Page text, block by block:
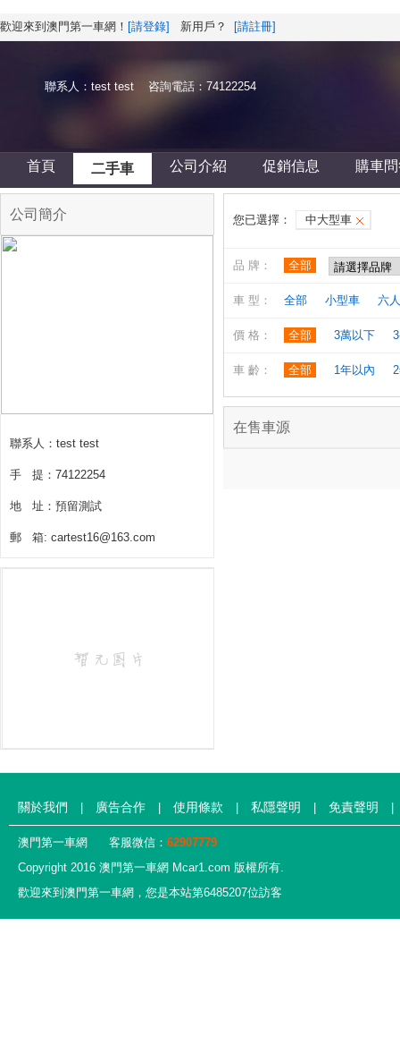
歡迎來到澳門第一車網！ [請登錄] 新用戶？ [請註冊]
聯系人：test test 咨詢電話：74122254
首頁 二手車 公司介紹 促銷信息 購車
公司簡介
聯系人：test test
手 提：74122254
地 址：預留測試
郵 箱: cartest16@163.com
您已選擇： 中大型車
品 牌： 全部
車 型： 全部 小型車 六
價 格： 全部 3萬以下
車 齡： 全部 1年以內
在售車源
關於我們 廣告合作 使用條款 私隱聲明 免責聲明
澳門第一車網 客服微信： 62907779
Copyright 2016 澳門第一車網 Mcar1.com 版權所有.
歡迎來到澳門第一車網，您是本站第6485207位訪客